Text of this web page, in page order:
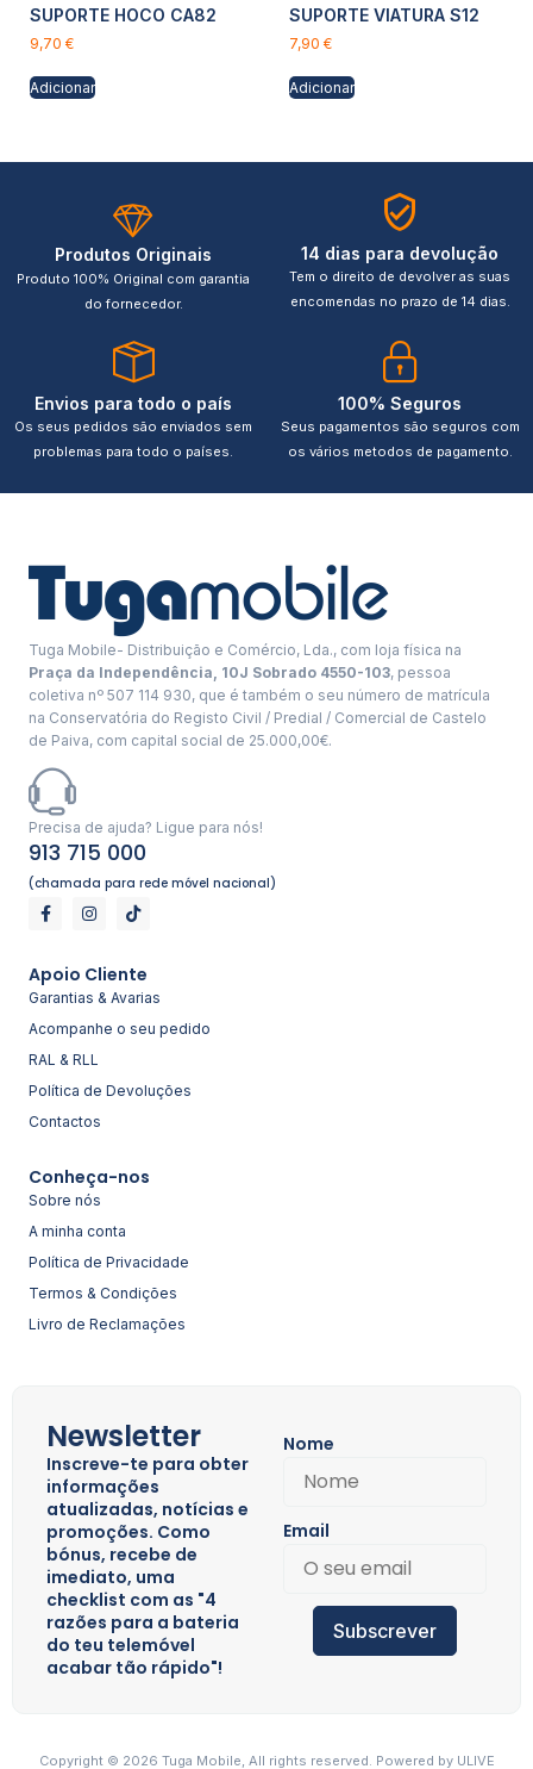
SUPORTE HOCO CA82
9,70 €
Adicionar
SUPORTE VIATURA S12
7,90 €
Adicionar
Produtos Originais
Produto 100% Original com garantia
do fornecedor.
14 dias para devolução
Tem o direito de devolver as suas
encomendas no prazo de 14 dias.
Envios para todo o país
Os seus pedidos são enviados sem
problemas para todo o países.
100% Seguros
Seus pagamentos são seguros com
os vários metodos de pagamento.
Tuga Mobile- Distribuição e Comércio, Lda., com loja física na
Praça da Independência, 10J Sobrado 4550-103, pessoa
coletiva nº 507 114 930, que é também o seu número de matrícula
na Conservatória do Registo Civil / Predial / Comercial de Castelo
de Paiva, com capital social de 25.000,00€.
Precisa de ajuda? Ligue para nós!
913 715 000
(chamada para rede móvel nacional)
Apoio Cliente
Garantias & Avarias
Acompanhe o seu pedido
RAL & RLL
Política de Devoluções
Contactos
Conheça-nos
Sobre nós
A minha conta
Política de Privacidade
Termos & Condições
Livro de Reclamações
Newsletter
Inscreve-te para obter
informações
atualizadas, notícias e
promoções. Como
bónus, recebe de
imediato, uma
checklist com as "4
razões para a bateria
do teu telemóvel
acabar tão rápido"!
Nome
Email
Subscrever
Copyright © 2026 Tuga Mobile, All rights reserved. Powered by ULIVE